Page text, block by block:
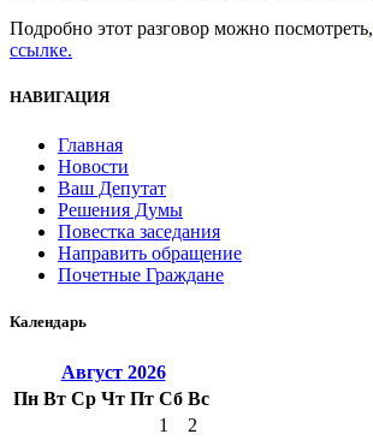
Подробно этот разговор можно посмотреть,
ссылке.
НАВИГАЦИЯ
Главная
Новости
Ваш Депутат
Решения Думы
Повестка заседания
Направить обращение
Почетные Граждане
Календарь
Август 2026
Пн Вт Ср Чт Пт Сб Вс
1
2